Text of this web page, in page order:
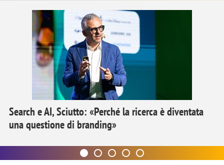
Search e AI, Sciutto: «Perché la ricerca è diventata
una questione di branding»